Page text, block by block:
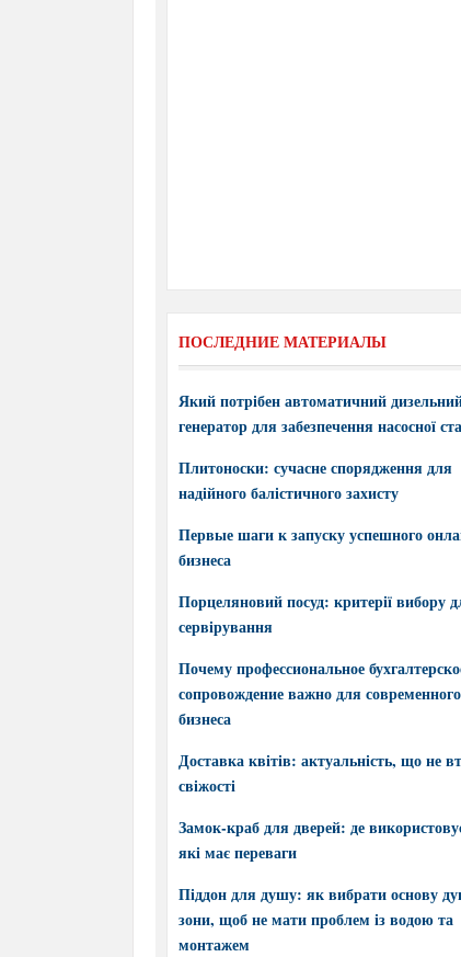
ПОСЛЕДНИЕ МАТЕРИАЛЫ
Який потрібен автоматичний
генератор для забезпечення насосної
Плитоноски: сучасне спорядження для
надійного балістичного захисту
Первые шаги к запуску успешного
бизнеса
Порцеляновий посуд: критерії вибору
сервірування
Почему профессиональное
сопровождение важно для современного
бизнеса
Доставка квітів: актуальність, що не
свіжості
Замок-краб для дверей: де
які має переваги
Піддон для душу: як вибрати основу
зони, щоб не мати проблем із водою та
монтажем